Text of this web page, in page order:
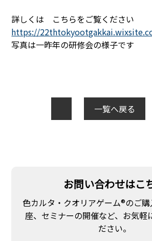
詳しくは こちらをご覧ください
https://
写真は一昨年の研修会の様子です
一覧へ戻る
お問い合わせはこ
色カルタ・クオリアゲーム®のご
座、セミナーの開催など、お気軽
ださい。